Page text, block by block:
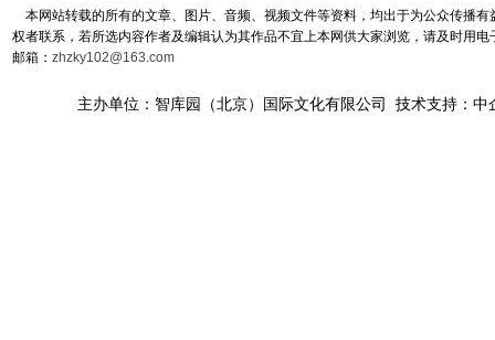
本网站转载的所有的文章、图片、音频、视频文件等资料，均出于为公众传播
权者联系，若所选内容作者及编辑认为其作品不宜上本网供大家浏览，请及时用
邮箱： zhzky102@163.com
主办单位：智库园（北京）国际文化有限公司 技术支持：